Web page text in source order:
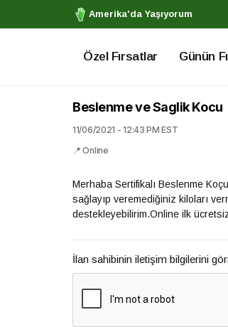
Amerika'da Yaşıyorum
Özel Fırsatlar Günün
Beslenme ve Saglik Kocu
11/06/2021 - 12:43 PM EST
📍 Online
Merhaba Sertifikalı Beslenme
sağlayıp veremediğiniz kiloları
destekleyebilirim.Online ilk
İlan sahibinin iletişim bilgilerini